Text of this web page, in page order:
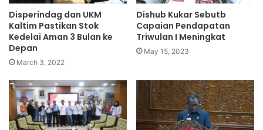
Disperindag dan UKM
Kaltim Pastikan Stok
Kedelai Aman 3 Bulan ke
Depan
March 3, 2022
Dishub Kukar Sebutb
Capaian Pendapatan
Triwulan I Meningkat
May 15, 2023